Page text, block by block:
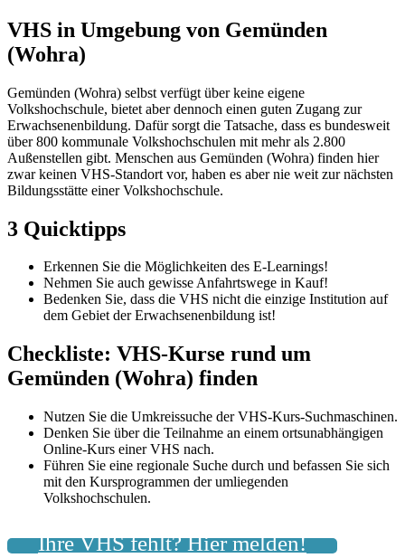
VHS in Umgebung von Gemünden
(Wohra)
Gemünden (Wohra) selbst verfügt über keine eigene
Volkshochschule, bietet aber dennoch einen guten Zugang zur
Erwachsenenbildung. Dafür sorgt die Tatsache, dass es bundesweit
über 800 kommunale Volkshochschulen mit mehr als 2.800
Außenstellen gibt. Menschen aus Gemünden (Wohra) finden hier
zwar keinen VHS-Standort vor, haben es aber nie weit zur nächsten
Bildungsstätte einer Volkshochschule.
3 Quicktipps
Erkennen Sie die Möglichkeiten des E-Learnings!
Nehmen Sie auch gewisse Anfahrtswege in Kauf!
Bedenken Sie, dass die VHS nicht die einzige Institution auf
dem Gebiet der Erwachsenenbildung ist!
Checkliste: VHS-Kurse rund um
Gemünden (Wohra) finden
Nutzen Sie die Umkreissuche der VHS-Kurs-Suchmaschinen.
Denken Sie über die Teilnahme an einem ortsunabhängigen
Online-Kurs einer VHS nach.
Führen Sie eine regionale Suche durch und befassen Sie sich
mit den Kursprogrammen der umliegenden
Volkshochschulen.
Ihre VHS fehlt? Hier melden!